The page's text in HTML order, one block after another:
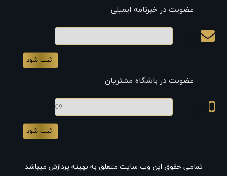
عضویت در خبرنامه ایمیلی
عضویت در باشگاه مشتریان
تمامی حقوق این وب سایت متعلق به بهینه پردازش میباشد